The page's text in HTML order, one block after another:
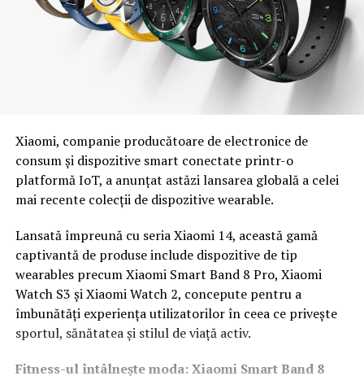
Xiaomi, companie producătoare de electronice de
consum și dispozitive smart conectate printr-o
platformă IoT, a anunțat astăzi lansarea globală a celei
mai recente colecții de dispozitive wearable.
Lansată împreună cu seria Xiaomi 14, această gamă
captivantă de produse include dispozitive de tip
wearables precum Xiaomi Smart Band 8 Pro, Xiaomi
Watch S3 și Xiaomi Watch 2, concepute pentru a
îmbunătăți experiența utilizatorilor în ceea ce privește
sportul, sănătatea și stilul de viață activ.
Fitness-ul întâlnește moda: Xiaomi Smart Band 8